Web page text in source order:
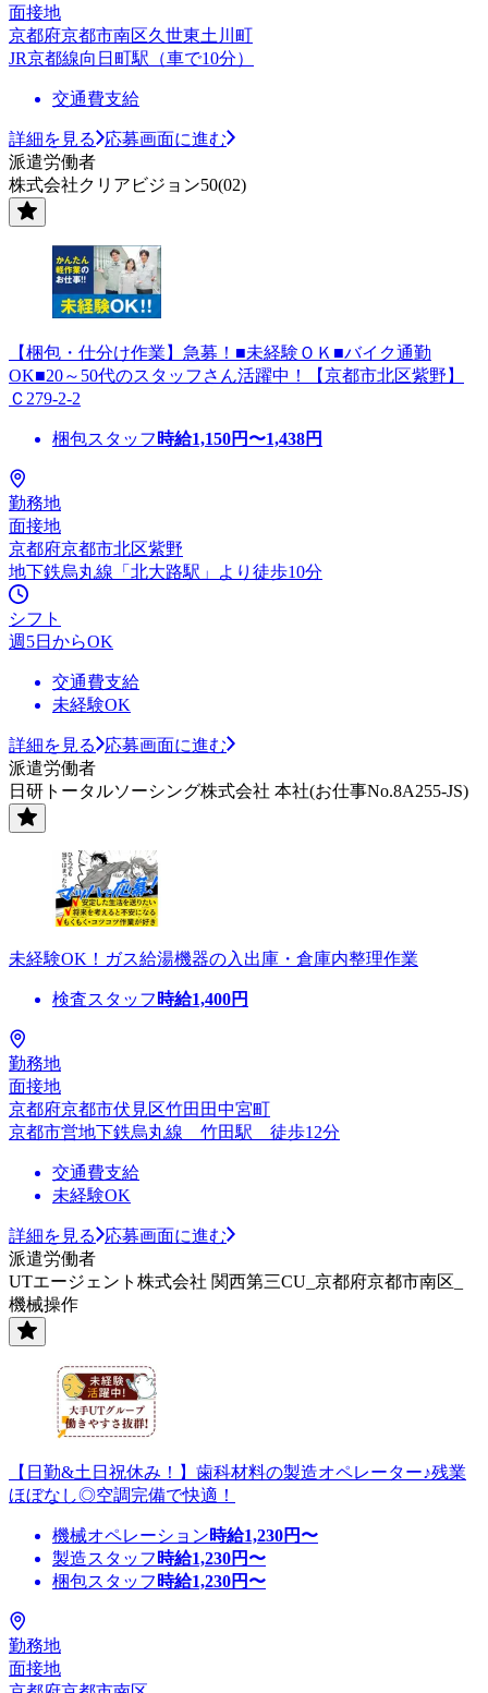
面接地
京都府京都市南区久世東土川町
JR京都線向日町駅（車で10分）
交通費支給
詳細を見る
応募画面に進む
派遣労働者
株式会社クリアビジョン50(02)
【梱包・仕分け作業】急募！■未経験ＯＫ■バイク通勤
OK■20～50代のスタッフさん活躍中！【京都市北区紫野】
Ｃ279-2-2
梱包スタッフ 時給1,150円〜1,438円
勤務地
面接地
京都府京都市北区紫野
地下鉄烏丸線「北大路駅」より徒歩10分
シフト
週5日からOK
交通費支給
未経験OK
詳細を見る
応募画面に進む
派遣労働者
日研トータルソーシング株式会社 本社(お仕事No.8A255-JS)
未経験OK！ガス給湯機器の入出庫・倉庫内整理作業
検査スタッフ 時給1,400円
勤務地
面接地
京都府京都市伏見区竹田田中宮町
京都市営地下鉄烏丸線 竹田駅 徒歩12分
交通費支給
未経験OK
詳細を見る
応募画面に進む
派遣労働者
UTエージェント株式会社 関西第三CU_京都府京都市南区_
機械操作
【日勤&土日祝休み！】歯科材料の製造オペレーター♪残業
ほぼなし◎空調完備で快適！
機械オペレーション時給1,230円〜
製造スタッフ 時給1,230円〜
梱包スタッフ 時給1,230円〜
勤務地
面接地